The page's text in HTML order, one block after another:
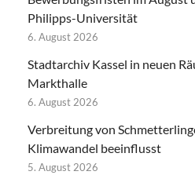
Philipps-Universität
6. August 2026
Stadtarchiv Kassel in neuen
Markthalle
6. August 2026
Verbreitung von
Klimawandel beeinflusst
5. August 2026